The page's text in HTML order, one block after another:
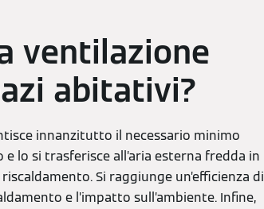
ventilazione
abitativi?
innanzitutto il necessario minimo
e lo si trasferisce all’aria esterna fredda in
Si raggiunge un’efficienza di
e l’impatto sull’ambiente. Infine,